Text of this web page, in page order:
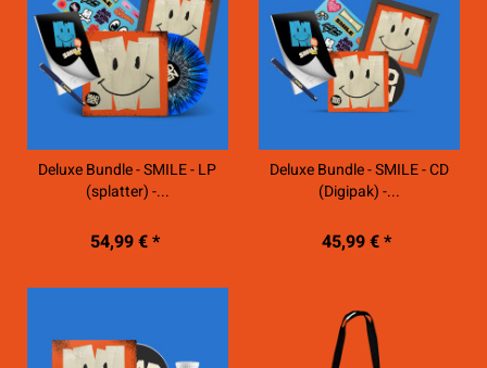
Deluxe Bundle - SMILE - LP
(splatter) -...
54,99 € *
Deluxe Bundle - SMILE - CD
(Digipak) -...
45,99 € *